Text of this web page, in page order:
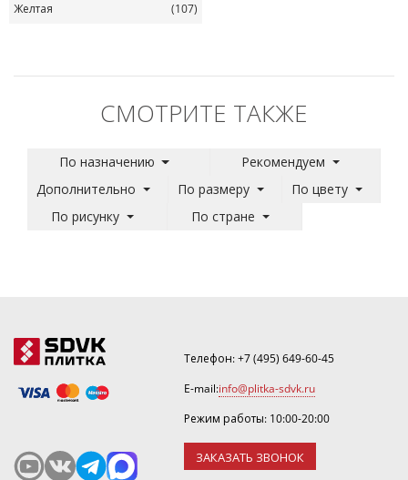
Желтая
(107)
СМОТРИТЕ ТАКЖЕ
По назначению
Рекомендуем
Дополнительно
По размеру
По цвету
По рисунку
По стране
Телефон:+7 (495) 649-60-45
E-mail:info@plitka-sdvk.ru
Режим работы: 10:00-20:00
ЗАКАЗАТЬ ЗВОНОК